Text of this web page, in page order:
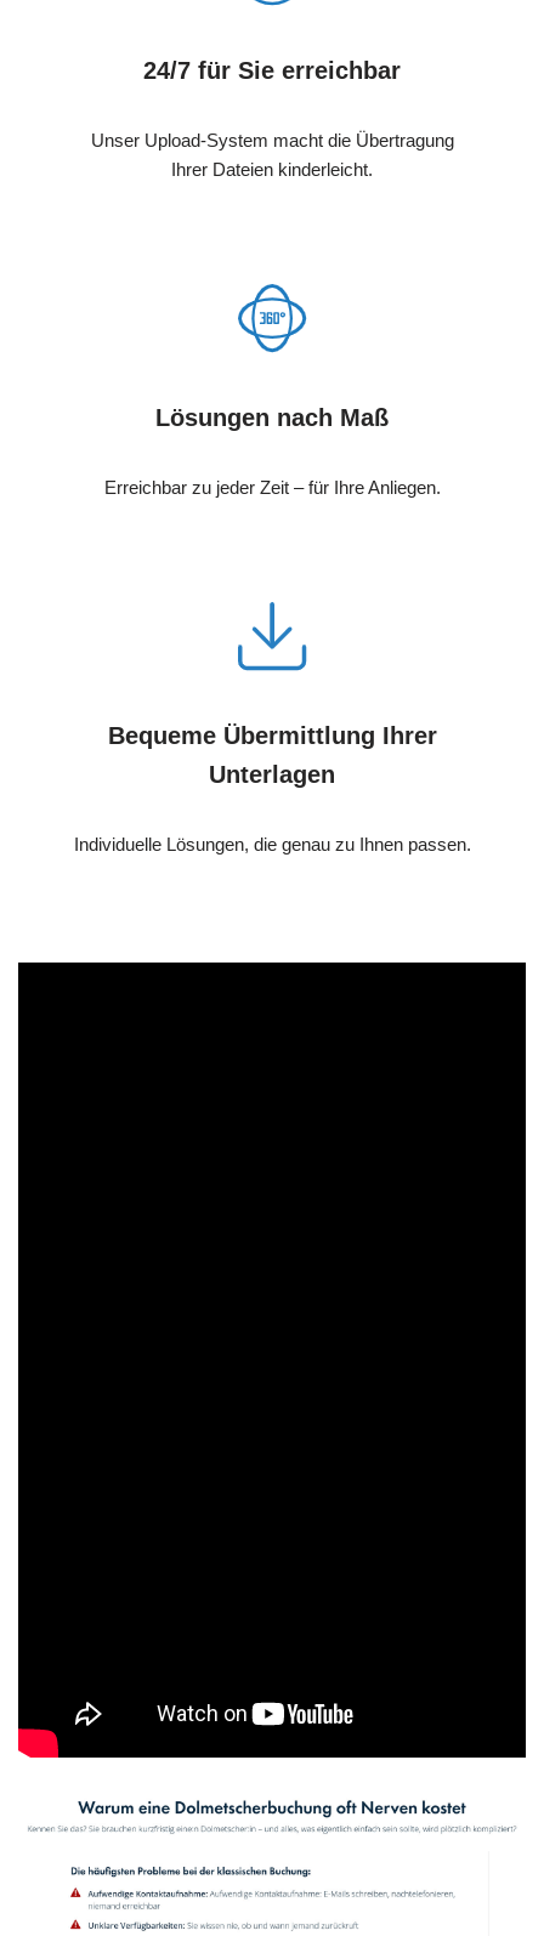
24/7 für Sie erreichbar
Unser Upload-System macht die Übertragung
Ihrer Dateien kinderleicht.
Lösungen nach Maß
Erreichbar zu jeder Zeit – für Ihre Anliegen.
Bequeme Übermittlung Ihrer
Unterlagen
Individuelle Lösungen, die genau zu Ihnen passen.